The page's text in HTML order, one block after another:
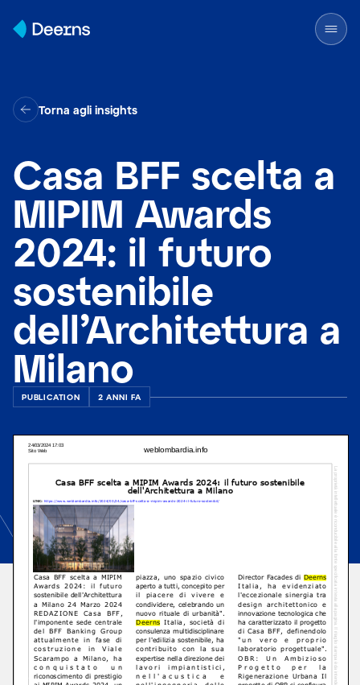
Torna agli insights
Casa BFF scelta a
MIPIM Awards
2024: il futuro
sostenibile
dell’Architettura a
Milano
PUBLICATION 2 ANNI FA